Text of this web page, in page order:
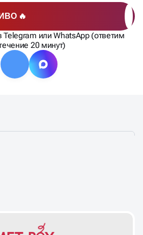
🔥
Telegram или WhatsApp (ответим
20 минут)